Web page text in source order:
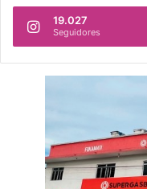
19.027
Seguidores